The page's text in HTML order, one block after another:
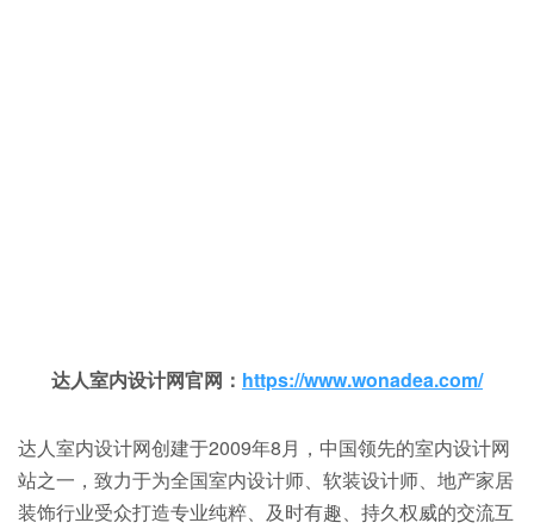
达人室内设计网官网： https://www.wonadea.com/
达人室内设计网创建于2009年8月，中国领先的室内设计网
站之一，致力于为全国室内设计师、软装设计师、地产家居
装饰行业受众打造专业纯粹、及时有趣、持久权威的交流互